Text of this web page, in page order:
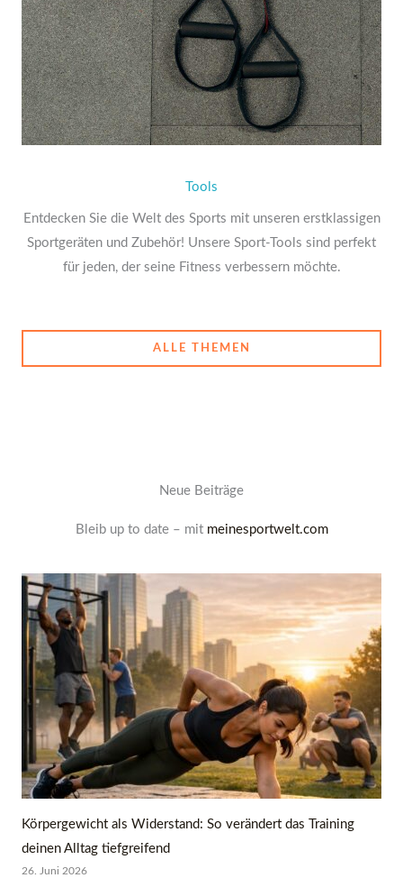
Tools
Entdecken Sie die Welt des Sports mit unseren erstklassigen
Sportgeräten und Zubehör! Unsere Sport-Tools sind perfekt
für jeden, der seine Fitness verbessern möchte.
ALLE THEMEN
Neue Beiträge
Bleib up to date – mit meinesportwelt.com
Körpergewicht als Widerstand: So verändert das Training
deinen Alltag tiefgreifend
26. Juni 2026